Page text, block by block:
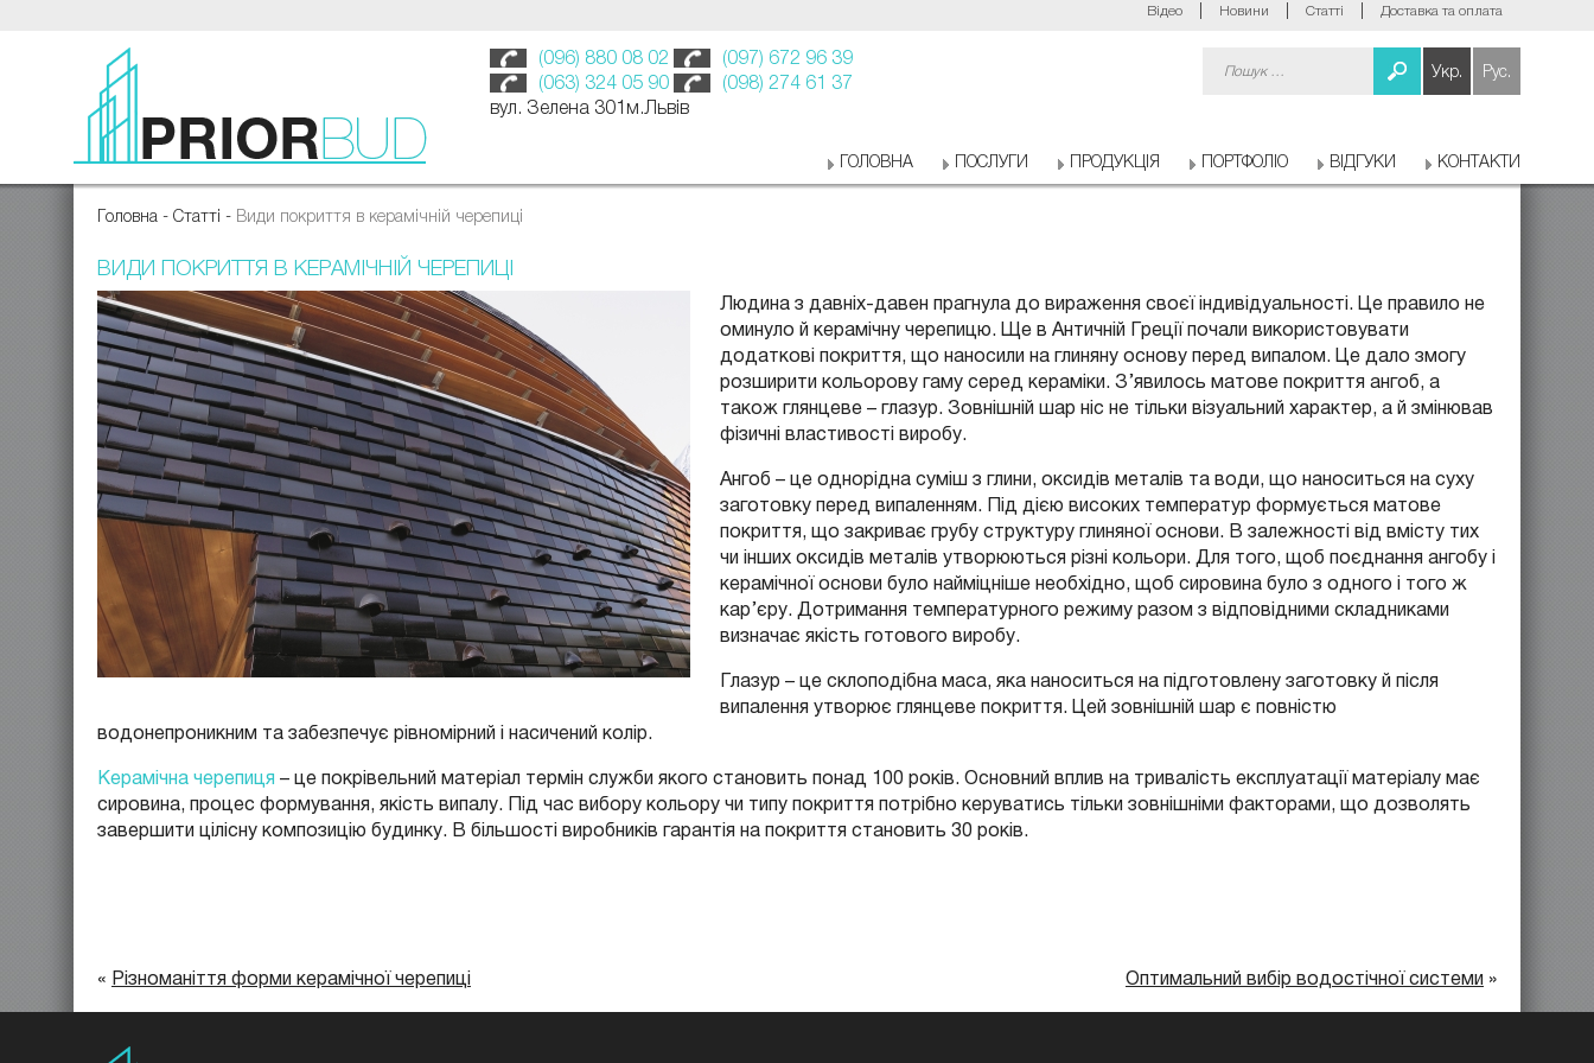
Відео Новини Статті Доставка та оплата
(096) 880 08 02
(097) 672 96 39
(063) 324 05 90
(098) 274 61 37
вул. Зелена 301м.Львів
Укр. Рус.
ГОЛОВНА ПОСЛУГИ ПРОДУКЦІЯ ПОРТФОЛІО ВІДГУКИ КОНТАКТИ
Головна - Статті - Види покриття в керамічній черепиці
ВИДИ ПОКРИТТЯ В КЕРАМІЧНІЙ ЧЕРЕПИЦІ
Людина з давніх-давен прагнула до вираження своєї індивідуальності. Це правило не
оминуло й керамічну черепицю. Ще в Античній Греції почали використовувати
додаткові покриття, що наносили на глиняну основу перед випалом. Це дало змогу
розширити кольорову гаму серед кераміки. З’явилось матове покриття ангоб, а
також глянцеве – глазур. Зовнішній шар ніс не тільки візуальний характер, а й змінював
фізичні властивості виробу.
Ангоб – це однорідна суміш з глини, оксидів металів та води, що наноситься на суху
заготовку перед випаленням. Під дією високих температур формується матове
покриття, що закриває грубу структуру глиняної основи. В залежності від вмісту тих
чи інших оксидів металів утворюються різні кольори. Для того, щоб поєднання ангобу і
керамічної основи було найміцніше необхідно, щоб сировина було з одного і того ж
кар’єру. Дотримання температурного режиму разом з відповідними складниками
визначає якість готового виробу.
Глазур – це склоподібна маса, яка наноситься на підготовлену заготовку й після
випалення утворює глянцеве покриття. Цей зовнішній шар є повністю
водонепроникним та забезпечує рівномірний і насичений колір.
Керамічна черепиця – це покрівельний матеріал термін служби якого становить понад 100 років. Основний вплив на тривалість експлуатації матеріалу має
сировина, процес формування, якість випалу. Під час вибору кольору чи типу покриття потрібно керуватись тільки зовнішніми факторами, що дозволять
завершити цілісну композицію будинку. В більшості виробників гарантія на покриття становить 30 років.
« Різноманіття форми керамічної черепиці Оптимальний вибір водостічної системи »